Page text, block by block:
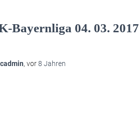
Bayernliga 04. 03. 2017
, vor8 Jahren